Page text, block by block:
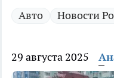
Авто Новости
29 августа 2025